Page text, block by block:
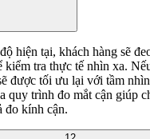
hiện tại, khách hàng sẽ
kiểm tra thực tế nhìn xa.
được tối ưu lại với tầm
quy trình đo mắt cận giúp
đo kính cận.